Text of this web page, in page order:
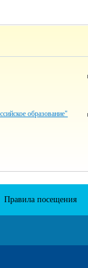
образование"
Правила посещения